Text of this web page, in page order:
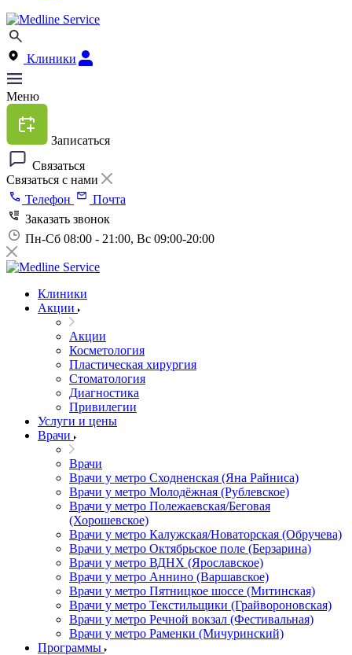
Клиники
Меню
Записаться
Связаться
Связаться с нами
Телефон
Почта
Заказать звонок
Пн-Сб 08:00 - 21:00, Вс 09:00-20:00
Клиники
Акции
Акции
Косметология
Пластическая хирургия
Стоматология
Диагностика
Привилегии
Услуги и цены
Врачи
Врачи
Врачи у метро Сходненская (Яна Райниса)
Врачи у метро Молодёжная (Рублевское)
Врачи у метро Полежаевская/Беговая
(Хорошевское)
Врачи у метро Калужская/Новаторская (Обручева)
Врачи у метро Октябрьское поле (Берзарина)
Врачи у метро ВДНХ (Ярославское)
Врачи у метро Аннино (Варшавское)
Врачи у метро Пятницкое шоссе (Митинская)
Врачи у метро Текстильщики (Грайвороновская)
Врачи у метро Речной вокзал (Фестивальная)
Врачи у метро Раменки (Мичуринский)
Программы